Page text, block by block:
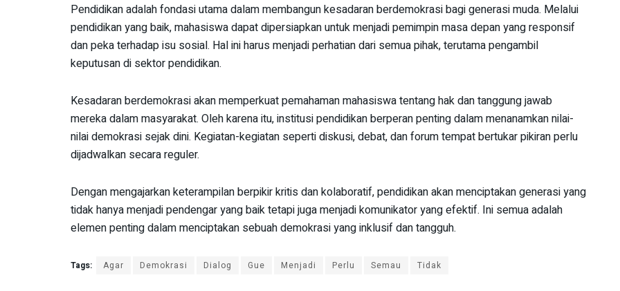
Pendidikan adalah fondasi utama dalam membangun kesadaran berdemokrasi bagi generasi muda. Melalui
pendidikan yang baik, mahasiswa dapat dipersiapkan untuk menjadi pemimpin masa depan yang responsif
dan peka terhadap isu sosial. Hal ini harus menjadi perhatian dari semua pihak, terutama pengambil
keputusan di sektor pendidikan.
Kesadaran berdemokrasi akan memperkuat pemahaman mahasiswa tentang hak dan tanggung jawab
mereka dalam masyarakat. Oleh karena itu, institusi pendidikan berperan penting dalam menanamkan nilai-
nilai demokrasi sejak dini. Kegiatan-kegiatan seperti diskusi, debat, dan forum tempat bertukar pikiran perlu
dijadwalkan secara reguler.
Dengan mengajarkan keterampilan berpikir kritis dan kolaboratif, pendidikan akan menciptakan generasi yang
tidak hanya menjadi pendengar yang baik tetapi juga menjadi komunikator yang efektif. Ini semua adalah
elemen penting dalam menciptakan sebuah demokrasi yang inklusif dan tangguh.
Tags: Agar Demokrasi Dialog Gue Menjadi Perlu Semau Tidak